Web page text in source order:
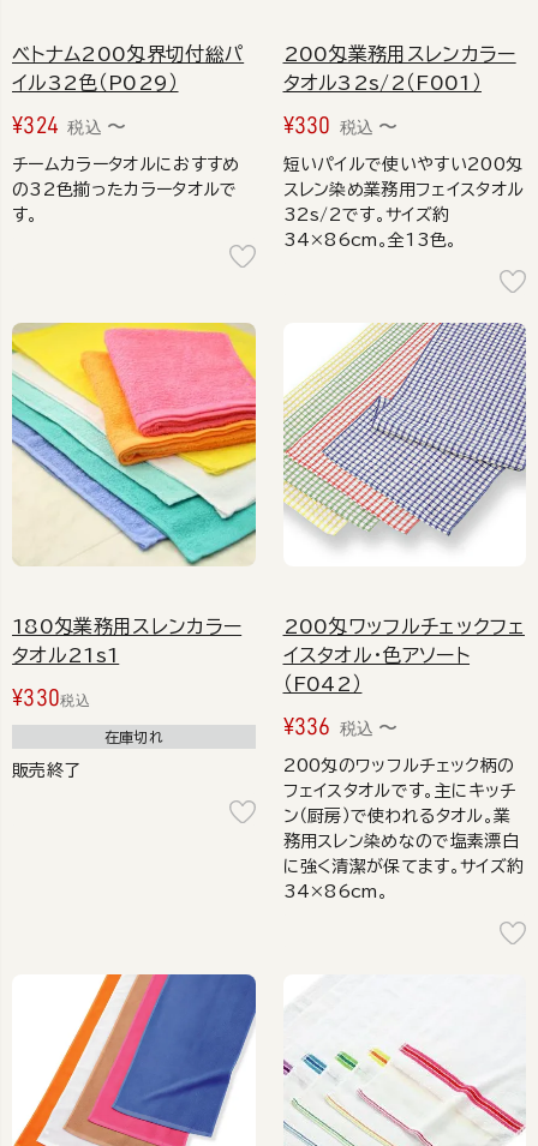
ベトナム200匁界切付総パ
イル32色（P029）
¥324 税込 〜
チームカラータオルにおすすめ
の32色揃ったカラータオルで
す。
200匁業務用スレンカラー
タオル32s/2（F001）
¥330 税込 〜
短いパイルで使いやすい200匁
スレン染め業務用フェイスタオル
32s/2です。サイズ約
34×86cm。全13色。
180匁業務用スレンカラー
タオル21s1
¥330税込
在庫切れ
販売終了
200匁ワッフルチェックフェ
イスタオル・色アソート
（F042）
¥336 税込 〜
200匁のワッフルチェック柄の
フェイスタオルです。主にキッチ
ン（厨房）で使われるタオル。業
務用スレン染めなので塩素漂白
に強く清潔が保てます。サイズ約
34×86cm。